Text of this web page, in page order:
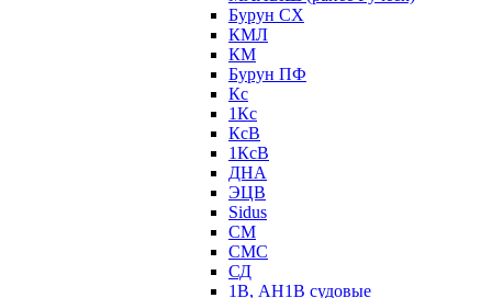
Бурун СХ
КМЛ
КМ
Бурун ПФ
Кс
1Кс
КсВ
1КсВ
ДНА
ЭЦВ
Sidus
СМ
СМС
СД
1В, АН1В судовые